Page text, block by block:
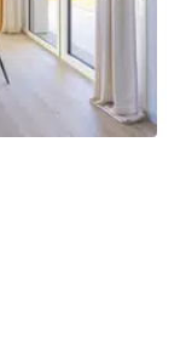
d'arches
profitent du
pourront
neuf >>